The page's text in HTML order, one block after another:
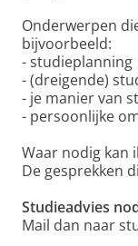
Onderwerpen
bijvoorbeeld:
- studieplanning
- (dreigende)
- je manier van
- persoonlijke
Waar nodig kan
De gesprekken
Studieadvies
Mail dan naar